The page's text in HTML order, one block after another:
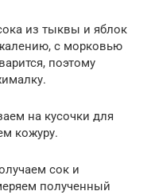
из тыквы и яблок
с морковью
поэтому
на кусочки для
кожуру.
сок и
полученный